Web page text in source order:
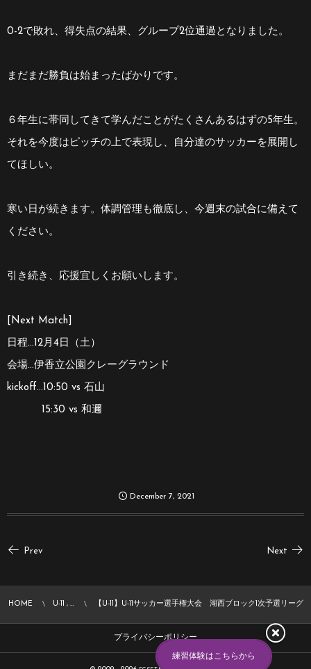
0-2で敗れ、得失点の結果、グループ2位通過となりました。
まだまだ勝負は始まったばかりです。
６年生に帯同してきて学んだことがたくさんあるはずの5年生。
それを今度はピッチの上で表現し、自分達のサッカーを展開し
てほしい。
寒い日が続きます。体調管理も徹底し、今週末の試合に備えて
ください。
引き続き、応援宜しくお願いします。
[Next Match]
日程…12月4日（土）
会場…伊香立公園クレーグラウンド
kickoff…10:50 vs 石山
15:30 vs 和邇
December 7, 2021
Prev Next
HOME U-11 , … 【U-11】U-11サッカー選手権大会 湖西ブロック1次予選リーグ
プライバシーポリシー
練習体験はこちらから